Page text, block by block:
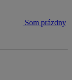
Som prázdny